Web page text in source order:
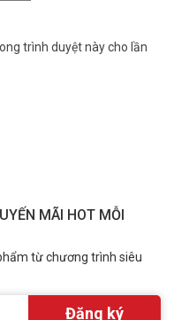
trình duyệt này cho lần
MÃI HOT MỖI
từ chương trình siêu